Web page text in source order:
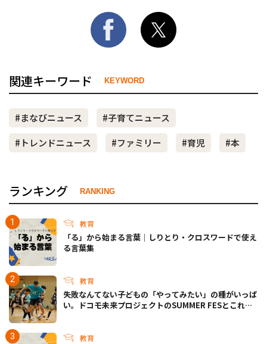
関連キーワード KEYWORD
#まなびニュース
#子育てニュース
#トレンドニュース
#ファミリー #育児 #本
ランキング RANKING
教育
「る」から始まる言葉｜しりとり・クロスワードで使え
る言葉集
教育
失敗なんてない――子どもの「やってみたい」の種がいっぱ
い。ドコモ未来プロジェクトのSUMMER FESとこれか
教育